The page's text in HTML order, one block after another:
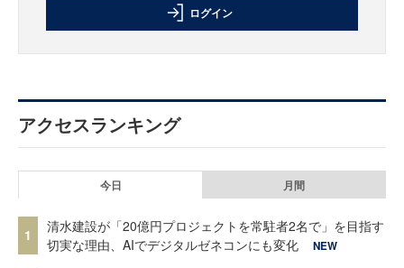
ログイン
アクセスランキング
今日 月間
1
清水建設が「20億円プロジェクトを常駐者2名で」を目指す
切実な理由、AIでデジタルゼネコンにも変化
NEW